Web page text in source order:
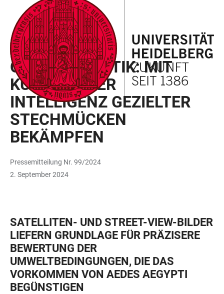
LINKS
ZUR
BARRIEREFREIHEIT
ZUM
HAUPTINHALT
HAUPTNAVIGATION
ÖFFNEN
WEBSEITENSUCHE
ÖFFNEN
FORSCHUNG
GEOINFORMATIK: MIT
KÜNSTLICHER
INTELLIGENZ GEZIELTER
STECHMÜCKEN
BEKÄMPFEN
Pressemitteilung Nr. 99/2024
2. September 2024
SATELLITEN- UND STREET-VIEW-BILDER
LIEFERN GRUNDLAGE FÜR PRÄZISERE
BEWERTUNG DER
UMWELTBEDINGUNGEN, DIE DAS
VORKOMMEN VON AEDES AEGYPTI
BEGÜNSTIGEN